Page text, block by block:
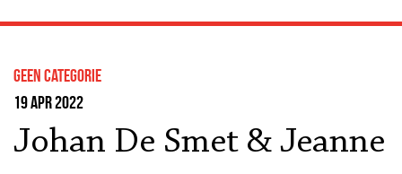
Aktief
Geen categorie
19 apr 2022
Johan De Smet & Jeanne